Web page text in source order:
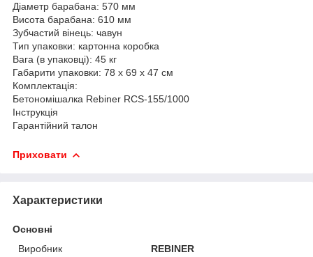
Діаметр барабана: 570 мм
Висота барабана: 610 мм
Зубчастий вінець: чавун
Тип упаковки: картонна коробка
Вага (в упаковці): 45 кг
Габарити упаковки: 78 х 69 х 47 см
Комплектація:
Бетономішалка Rebiner RCS-155/1000
Інструкція
Гарантійний талон
Приховати
Характеристики
Основні
Виробник
REBINER